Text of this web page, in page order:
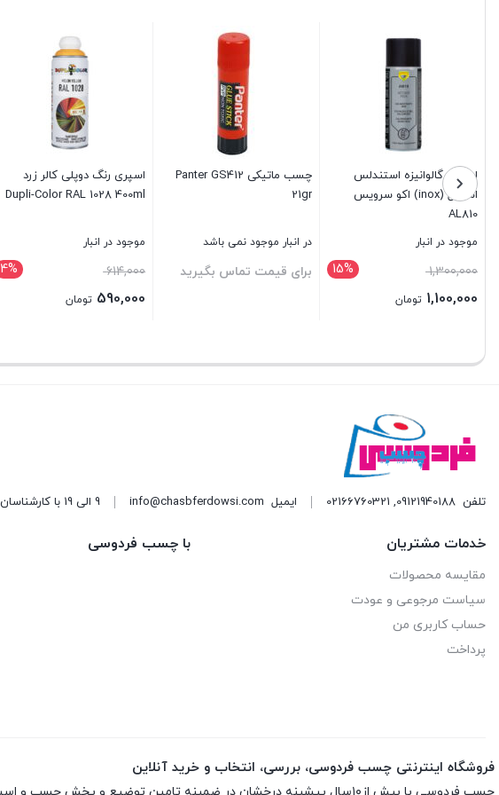
اسپری گالوانیزه استندلس
استیل (inox) اکو سرویس
AL810
موجود در انبار
15% 1,300,000قیمت
اصلی: 1,100,000 تومان
چسب ماتیکی Panter GS412
21gr
در انبار موجود نمی باشد
برای قیمت تماس بگیرید
اسپری رنگ دوپلی کالر زرد
Dupli-Color RAL 1028 400ml
موجود در انبار
4% 614,000قیمت
اصلی:590,000 تومان
تلفن 09121940188
,
02166760321 ایمیل info@chasbferdowsi.com 9 الی 19 با کارشناسان ما در 7 روز هفته در تماس باشید.
خدمات مشتریان
مقایسه محصولات
سیاست مرجوعی و عودت
حساب کاربری من
پرداخت
با چسب فردوسی
فروشگاه اینترنتی چسب فردوسی، بررسی، انتخاب و خرید آنلاین